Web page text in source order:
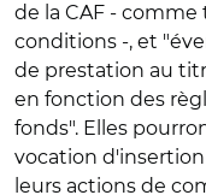
de la CAF - comme
conditions -, et
de prestation au
en fonction des
fonds". Elles
vocation
leurs actions de